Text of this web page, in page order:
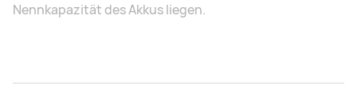
Nennkapazität des Akkus liegen.